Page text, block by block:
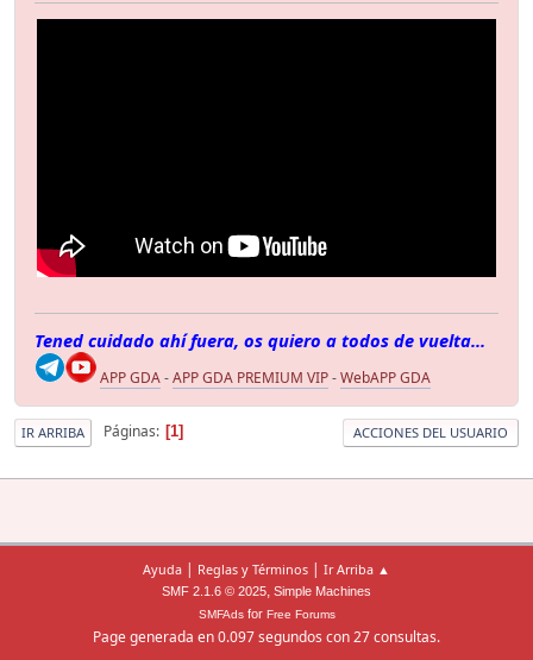
Tened cuidado ahí fuera, os quiero a todos de vuelta...
APP GDA-APP GDA PREMIUM VIP-WebAPP GDA
IR ARRIBA Páginas 1 ACCIONES DEL USUARIO
Ayuda | Reglas y Términos | Ir Arriba ▲
SMF 2.1.6 © 2025, Simple Machines
SMFAdsfor Free Forums
Page generada en 0.097 segundos con 27 consultas.